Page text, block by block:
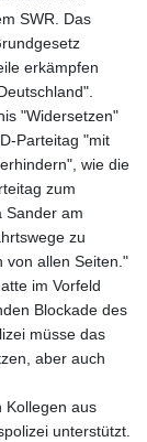
SWR. Das
erkämpfen
"Widersetzen"
Parteitag "mit
wie die
zum
Sander am
zu
von allen Seiten."
im Vorfeld
Blockade des
müsse das
aber auch
Kollegen aus
unterstützt.